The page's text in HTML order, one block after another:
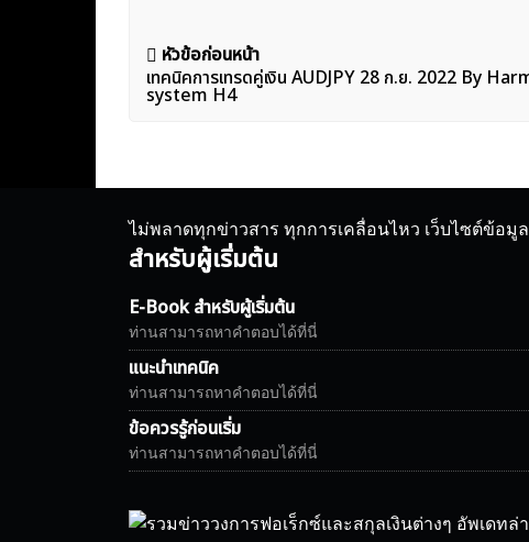
แนะแนว
เรื่อง
หัวข้อก่อนหน้า
เทคนิคการเทรดคู่เงิน AUDJPY 28 ก.ย. 2022 By
system H4
ไม่พลาดทุกข่าวสาร ทุกการเคลื่อนไหว เว็บไซต์ข้อมู
สำหรับผู้เริ่มต้น
E-Book สำหรับผู้เริ่มต้น
ท่านสามารถหาคำตอบได้ที่นี่
แนะนำเทคนิค
ท่านสามารถหาคำตอบได้ที่นี่
ข้อควรรู้ก่อนเริ่ม
ท่านสามารถหาคำตอบได้ที่นี่